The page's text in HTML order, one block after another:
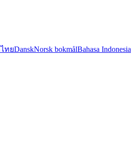
ทยDanskNorsk bokmålBahasa Indonesia